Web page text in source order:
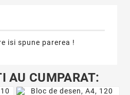
isi spune parerea !
AU CUMPARAT: